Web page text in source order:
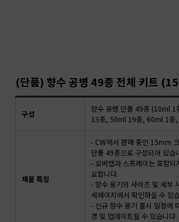
(단품) 향수 공병 49종 전체 키트
구성
향수 공병 단품 49종 (10ml
13종, 50ml 19종, 60ml 1종
재품 특징
- CW에서 판매 중인 15mm
단품 49종으로 구성되어 있습
- 오버캡과 스프레이는 포함되
요합니다.
- 향수 용기의 사이즈 및 세부
세페이지에서 확인하실 수 있
- 신규 향수 용기 출시 일정에
경 및 업데이트될 수 있습니다.